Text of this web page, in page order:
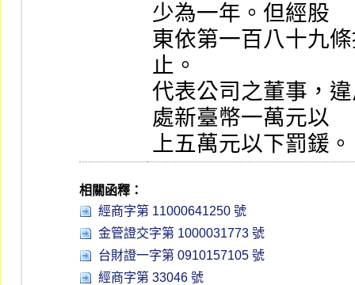
少為一年。但經股
東依第一百八十九
止。
代表公司之董事，
處新臺幣一萬元以
上五萬元以下罰鍰。
相關函釋：
經商字第 11000641250 號
金管證交字第 1000031773 號
台財證一字第 0910157105 號
經商字第 33046 號